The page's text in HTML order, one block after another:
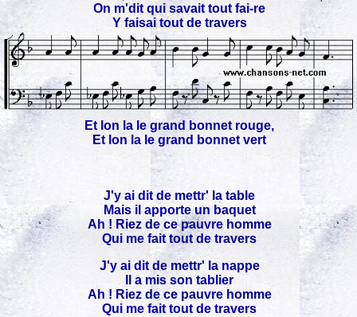
On m'dit qui savait tout fai-re
Y faisai tout de travers
Et lon la le grand bonnet rouge,
Et lon la le grand bonnet vert
J'y ai dit de mettr' la table
Mais il apporte un baquet
Ah ! Riez de ce pauvre homme
Qui me fait tout de travers
J'y ai dit de mettr' la nappe
Il a mis son tablier
Ah ! Riez de ce pauvre homme
Qui me fait tout de travers